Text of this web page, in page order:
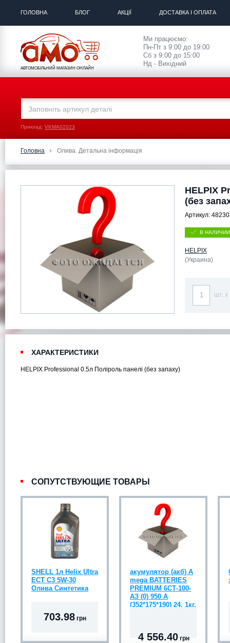
ГОЛОВНА БЛОГ АКЦІЇ ДОСТАВКА І ОПЛАТА
АВТОМОБІЛЬНИЙ МАГАЗИН ОНЛАЙН
Ми працюємо:
Пн-Пт з 9:00 до 19:00
Сб з 9:00 до 15:00
Нд - Вихідний
Приклад: VKMA02023
Головна Олива. Детальна інформація
HELPIX
(без
Артикул:
В НАЛИЧИИ
HELPIX
(Украина)
шт. x
ХАРАКТЕРИСТИКИ
HELPIX Professional 0.5л Поліроль панелі (без запаху)
СОПУТСТВУЮЩИЕ ТОВАРЫ
SHELL 1л Helix Ultra
ECT C3 5W-30
Олива Синтетика
703.98грн
акумулятор (акб) А
mega BATTERIES
PREMIUM 6СТ-100-
АЗ (0) 950 A
(352*175*190) 24, 1кг.
4 556.40 грн